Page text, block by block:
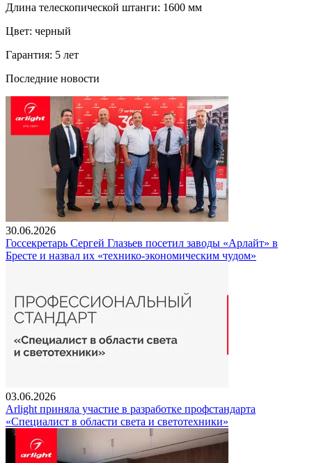
Длина телескопической штанги: 1600 мм
Цвет: черный
Гарантия: 5 лет
Последние новости
30.06.2026
Госсекретарь Сергей Глазьев посетил заводы «Арлайт» в
Бресте и назвал их «технико-экономическим чудом»
03.06.2026
Arlight приняла участие в разработке профстандарта
«Специалист в области света и светотехники»